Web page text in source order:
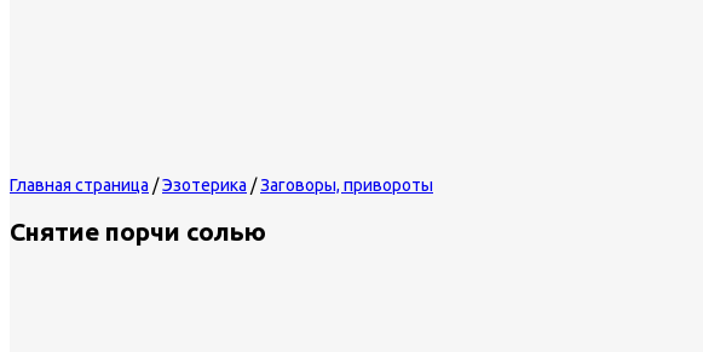
Главная страница /Эзотерика /Заговоры, привороты
Снятие порчи солью